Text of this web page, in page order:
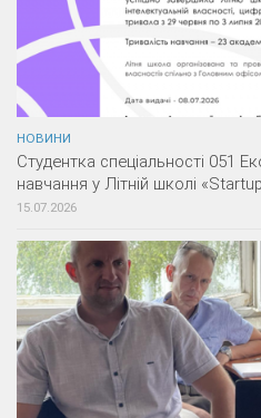
НОВИНИ
Студентка спеціальності 051
навчання у Літній школі
15.07.2026